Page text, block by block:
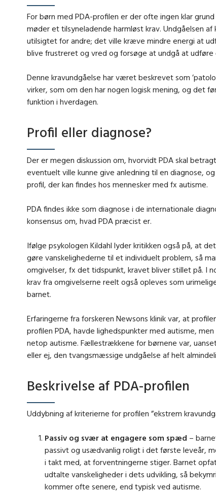
For børn med PDA-profilen er der ofte ingen klar
møder et tilsyneladende harmløst krav. Undgåelsen af
utilsigtet for andre; det ville kræve mindre energi at
blive frustreret og vred og forsøge at undgå at udføre
Denne kravundgåelse har været beskrevet som
virker, som om den har nogen logisk mening, og det
funktion i hverdagen.
Profil eller diagnose?
Der er megen diskussion om, hvorvidt PDA skal
eventuelt ville kunne give anledning til en diagnose,
profil, der kan findes hos mennesker med fx autisme.
PDA findes ikke som diagnose i de internationale
konsensus om, hvad PDA præcist er.
Ifølge psykologen Kildahl lyder kritikken også på, at
gøre vanskelighederne til et individuelt problem, så
omgivelser, fx det tidspunkt, kravet bliver stillet på. I
krav fra omgivelserne reelt også opleves som
barnet.
Erfaringerne fra forskeren Newsons klinik var, at
profilen PDA, havde lighedspunkter med autisme,
netop autisme. Fællestrækkene for børnene var,
eller ej, den tvangsmæssige undgåelse af helt
Beskrivelse af PDA-profilen
Uddybning af kriterierne for profilen ”ekstrem
Passiv og svær at engagere som spæd –
passivt og usædvanlig roligt i det første leveår,
i takt med, at forventningerne stiger. Barnet
udtalte vanskeligheder i dets udvikling, så
kommer ofte senere, end typisk ved autisme.